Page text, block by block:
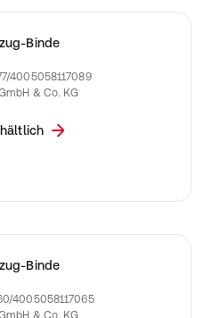
Binde
4005058117089
& Co. KG
Binde
4005058117065
& Co. KG